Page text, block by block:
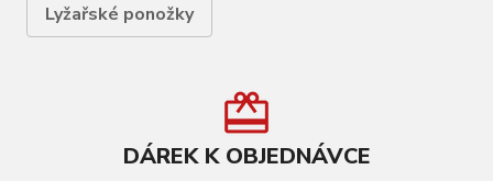
Lyžařské ponožky
DÁREK K OBJEDNÁVCE